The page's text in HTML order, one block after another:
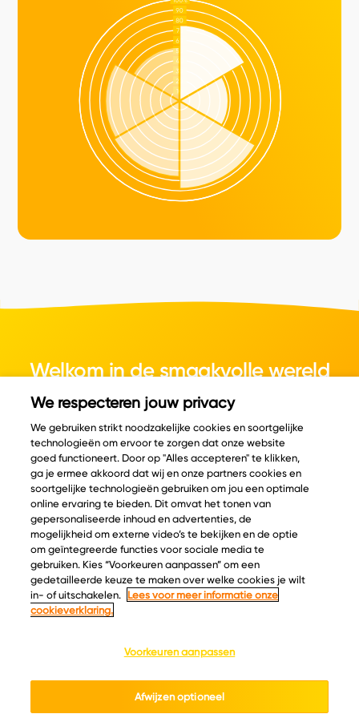
Welkom in de smaakvolle wereld
van kaas.
© Copyright 2026 Velder
Inspiratie
Kaascatalogus
Recepten
Kaasplankjes
Blog
Informatie
Over ons
Ontdek
Keurmerken
We respecteren jouw privacy
We gebruiken strikt noodzakelijke cookies en soortgelijke
technologieën om ervoor te zorgen dat onze website
goed functioneert. Door op "Alles accepteren" te klikken,
ga je ermee akkoord dat wij en onze partners cookies en
soortgelijke technologieën gebruiken om jou een optimale
online ervaring te bieden. Dit omvat het tonen van
gepersonaliseerde inhoud en advertenties, de
mogelijkheid om externe video’s te bekijken en de optie
om geïntegreerde functies voor sociale media te
gebruiken. Kies “Voorkeuren aanpassen” om een
gedetailleerde keuze te maken over welke cookies je wilt
in- of uitschakelen.
Lees voor meer informatie onze
cookieverklaring.
Voorkeuren aanpassen
Afwijzen optioneel